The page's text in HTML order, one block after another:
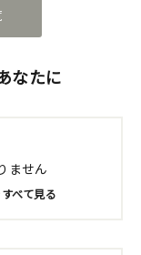
なたに
ません
べて見る